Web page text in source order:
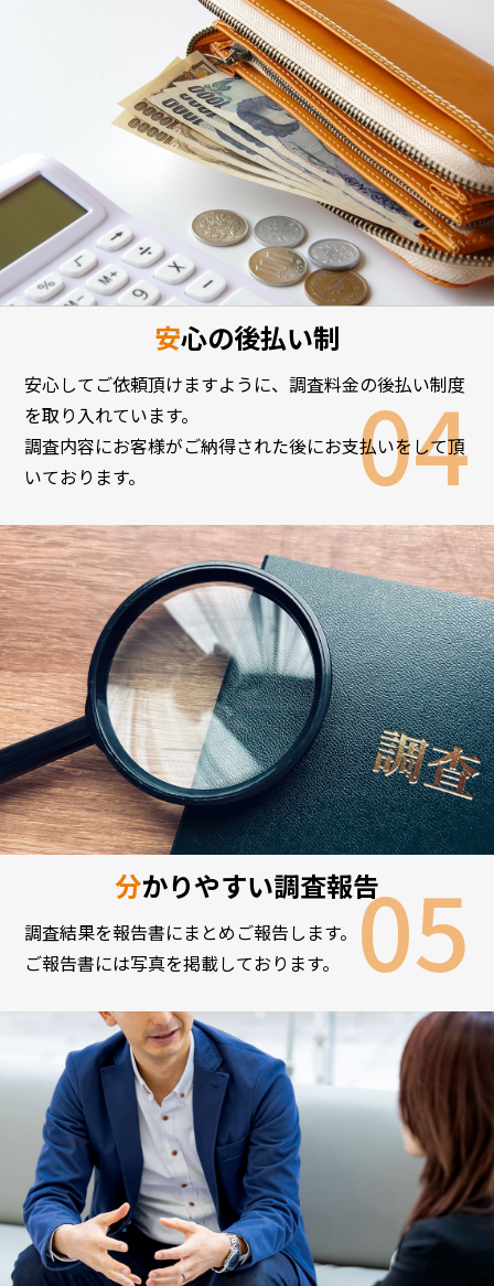
安心の後払い制
安心してご依頼頂けますように、調査料金の後払い制度
を取り入れています。
調査内容にお客様がご納得された後にお支払いをして頂
いております。
分かりやすい調査報告
調査結果を報告書にまとめご報告します。
ご報告書には写真を掲載しております。